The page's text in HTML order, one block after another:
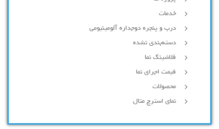
خدمات
درب و پنجره دوجداره آلومینیومی
دسته‌بندی نشده
فلاشینگ نما
قیمت اجرای نما
محصولات
نمای استرچ متال